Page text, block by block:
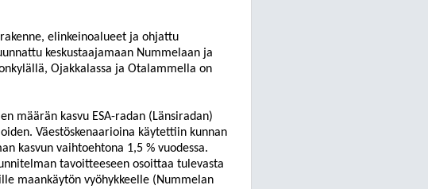
elinkeinoalueet ja ohjattu
keskustaajamaan Nummelaan ja
Ojakkalassa ja Otalammella on
määrän kasvu ESA-radan (Länsiradan)
Väestöskenaarioina käytettiin kunnan
kasvun vaihtoehtona 1,5 % vuodessa.
tavoitteeseen osoittaa tulevasta
maankäytön vyöhykkeelle (Nummelan